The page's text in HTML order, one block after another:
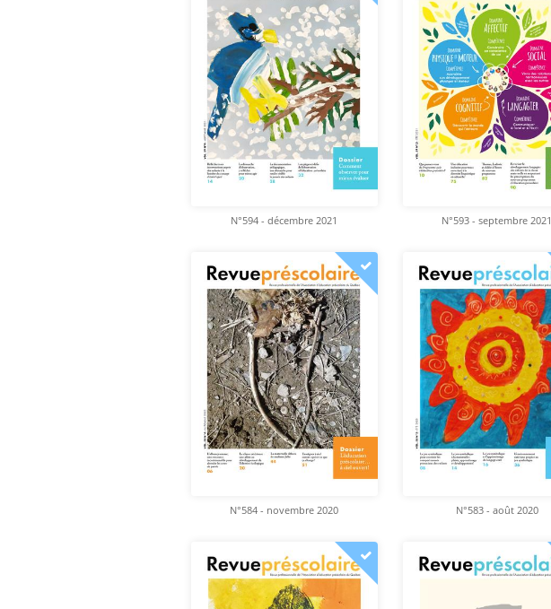
N°594 - décembre 2021 N°593 - septembre 2021
N°584 - novembre 2020 N°583 - août 2020